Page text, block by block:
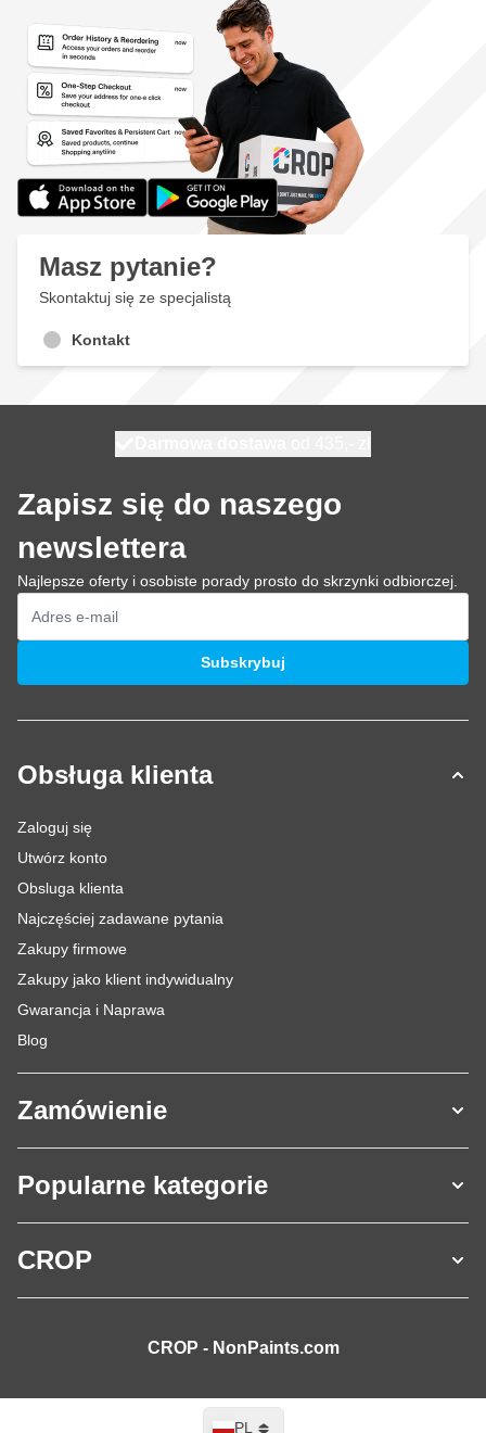
Masz pytanie?
Skontaktuj się ze specjalistą
Kontakt
Zapisz się do naszego
newslettera
Najlepsze oferty i osobiste porady prosto do skrzynki odbiorczej.
Adres e-mail
Subskrybuj
Obsługa klienta
Zaloguj się
Utwórz konto
Obsluga klienta
Najczęściej zadawane pytania
Zakupy firmowe
Zakupy jako klient indywidualny
Gwarancja i Naprawa
Blog
Zamówienie
Popularne kategorie
CROP
CROP - NonPaints.com
PL